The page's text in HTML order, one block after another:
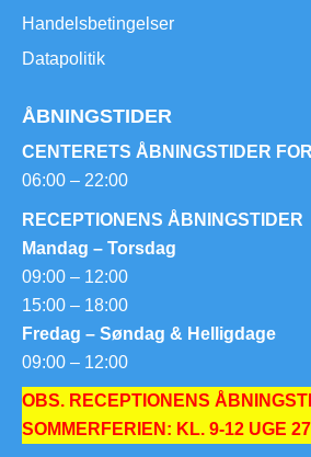
Handelsbetingelser
Datapolitik
ÅBNINGSTIDER
CENTERETS ÅBNINGSTIDER
06:00 – 22:00
RECEPTIONENS ÅBNINGSTIDER
Mandag – Torsdag
09:00 – 12:00
15:00 – 18:00
Fredag – Søndag & Helligdage
09:00 – 12:00
OBS. RECEPTIONENS
SOMMERFERIEN: KL. 9-12 UGE